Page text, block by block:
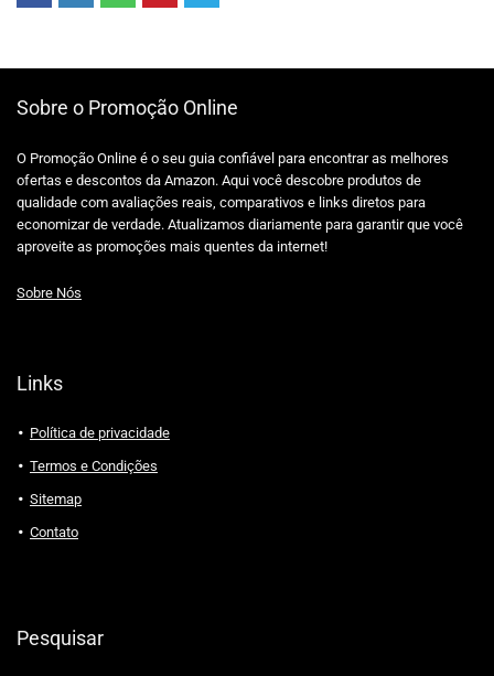
Sobre o Promoção Online
O Promoção Online é o seu guia confiável para encontrar as melhores
ofertas e descontos da Amazon. Aqui você descobre produtos de
qualidade com avaliações reais, comparativos e links diretos para
economizar de verdade. Atualizamos diariamente para garantir que você
aproveite as promoções mais quentes da internet!
Sobre Nós
Links
Política de privacidade
Termos e Condições
Sitemap
Contato
Pesquisar